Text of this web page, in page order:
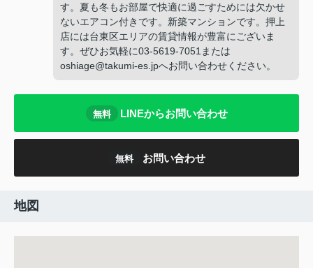
す。夏も冬もお部屋で快適に過ごすためには欠かせ
ないエアコン付きです。新築マンションです。押上
店には台東区エリアの賃貸情報が豊富にございま
す。ぜひお気軽に03-5619-7051または
oshiage@takumi-es.jpへお問い合わせください。
無料 LINEからお問い合わせ
無料 お問い合わせ
地図